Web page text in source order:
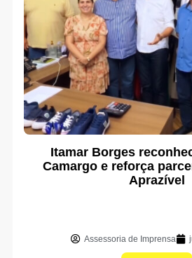
Itamar Borges
Camargo e reforça
Aprazível
Assessoria de Imprensa